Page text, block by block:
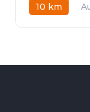
10 km